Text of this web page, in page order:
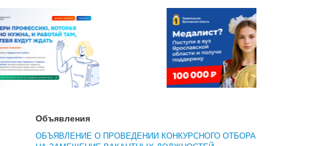
Объявления
ОБЪЯВЛЕНИЕ О ПРОВЕДЕНИИ КОНКУРСНОГО ОТБОРА